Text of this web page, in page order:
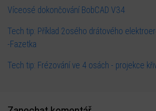
Víceosé dokončování BobCAD V34
Tech tip: Příklad 2osého drátového
-Fazetka
Tech tip: Frézování ve 4 osách - projekce